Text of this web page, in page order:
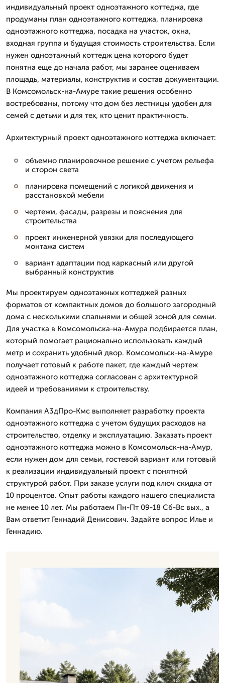
индивидуальный проект одноэтажного коттеджа, где
продуманы план одноэтажного коттеджа, планировка
одноэтажного коттеджа, посадка на участок, окна,
входная группа и будущая стоимость строительства. Если
нужен одноэтажный коттедж цена которого будет
понятна еще до начала работ, мы заранее оцениваем
площадь, материалы, конструктив и состав документации.
В Комсомольск-на-Амуре такие решения особенно
востребованы, потому что дом без лестницы удобен для
семей с детьми и для тех, кто ценит практичность.
Архитектурный проект одноэтажного коттеджа включает:
объемно планировочное решение с учетом рельефа
и сторон света
планировка помещений с логикой движения и
расстановкой мебели
чертежи, фасады, разрезы и пояснения для
строительства
проект инженерной увязки для последующего
монтажа систем
вариант адаптации под каркасный или другой
выбранный конструктив
Мы проектируем одноэтажных коттеджей разных
форматов от компактных домов до большого загородный
дома с несколькими спальнями и общей зоной для семьи.
Для участка в Комсомольска-на-Амура подбирается план,
который помогает рационально использовать каждый
метр и сохранить удобный двор. Комсомольск-на-Амуре
получает готовый к работе пакет, где каждый чертеж
одноэтажного коттеджа согласован с архитектурной
идеей и требованиями к строительству.
Компания А3дПро-Кмс выполняет разработку проекта
одноэтажного коттеджа с учетом будущих расходов на
строительство, отделку и эксплуатацию. Заказать проект
одноэтажного коттеджа можно в Комсомольск-на-Амур,
если нужен дом для семьи, гостевой вариант или готовый
к реализации индивидуальный проект с понятной
структурой работ. При заказе услуги под ключ скидка от
10 процентов. Опыт работы каждого нашего специалиста
не менее 10 лет. Мы работаем Пн-Пт 09-18 Сб-Вс вых., а
Вам ответит Геннадий Денисович. Задайте вопрос Илье и
Геннадию.